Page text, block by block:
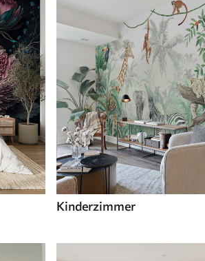
Kinderzimmer